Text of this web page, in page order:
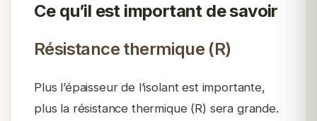
Ce qu’il est important de savoir
Résistance thermique (R)
Plus l’épaisseur de l’isolant est importante,
plus la résistance thermique (R) sera grande.